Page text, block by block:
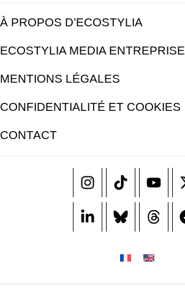
À PROPOS D’ECOSTYLIA
ECOSTYLIA MEDIA ENTREPRISE
MENTIONS LÉGALES
CONFIDENTIALITÉ ET COOKIES
CONTACT